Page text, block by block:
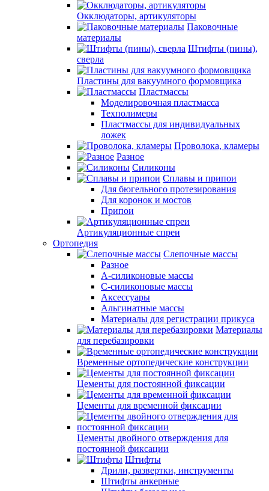
Окклюдаторы, артикуляторы
Паковочные
материалы
Штифты (пины),
сверла
Пластины для вакуумного формовщика
Пластмассы
Моделировочная пластмасса
Техполимеры
Пластмассы для индивидуальных
ложек
Проволока, кламеры
Разное
Силиконы
Сплавы и припои
Для бюгельного протезирования
Для коронок и мостов
Припои
Артикуляционные спреи
Ортопедия
Слепочные массы
Разное
А-силиконовые массы
С-силиконовые массы
Аксессуары
Альгинатные массы
Материалы для регистрации прикуса
Материалы
для перебазировки
Временные ортопедические конструкции
Цементы для постоянной фиксации
Цементы для временной фиксации
Цементы двойного отверждения для
постоянной фиксации
Штифты
Дрили, развертки, инструменты
Штифты анкерные